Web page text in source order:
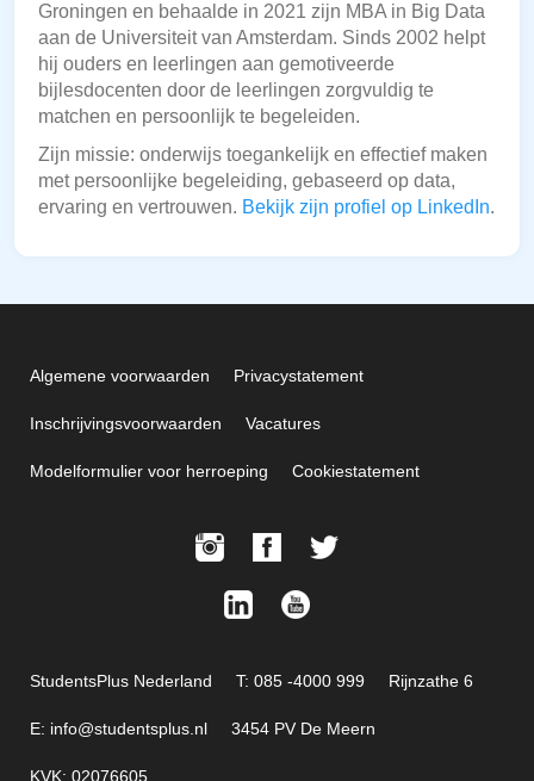
Groningen en behaalde in 2021 zijn MBA in Big Data
aan de Universiteit van Amsterdam. Sinds 2002 helpt
hij ouders en leerlingen aan gemotiveerde
bijlesdocenten door de leerlingen zorgvuldig te
matchen en persoonlijk te begeleiden.
Zijn missie: onderwijs toegankelijk en effectief maken
met persoonlijke begeleiding, gebaseerd op data,
ervaring en vertrouwen. Bekijk zijn profiel op LinkedIn.
Algemene voorwaarden Privacystatement
Inschrijvingsvoorwaarden Vacatures
Modelformulier voor herroeping Cookiestatement
StudentsPlus Nederland T: 085 -4000 999 Rijnzathe 6
E: info@studentsplus.nl 3454 PV De Meern
KVK: 02076605